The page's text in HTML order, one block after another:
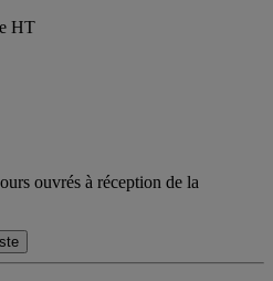
HT
ouvrés à réception de la